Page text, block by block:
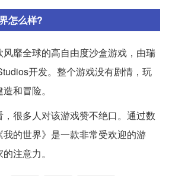
怎么样?
风靡全球的高自由度沙盒游戏，由瑞
开发。整个游戏没有剧情，玩
和冒险。
很多人对该游戏赞不绝口。通过数
的世界》是一款非常受欢迎的游
注意力。